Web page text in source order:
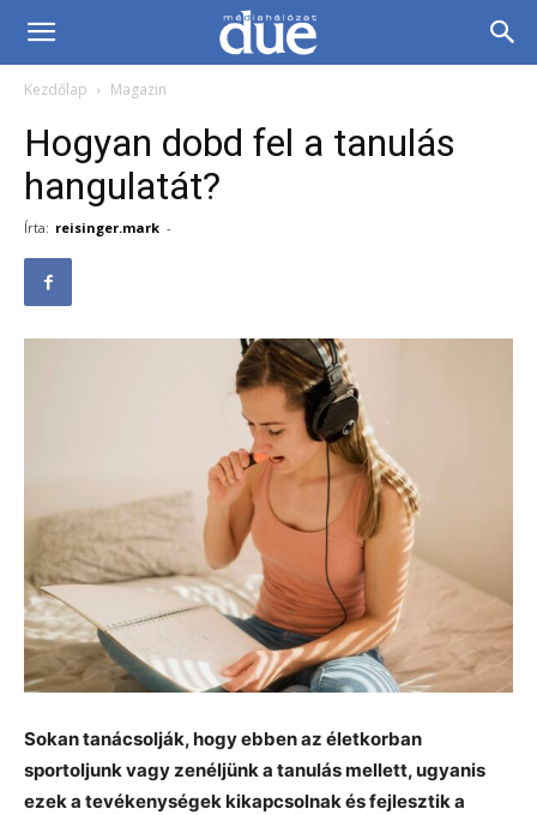
DUE
Médiahálózat…
Kezdőlap Magazin
Hogyan dobd fel a tanulás
hangulatát?
Írta: reisinger.mark -
Sokan tanácsolják, hogy ebben az életkorban
sportoljunk vagy zenéljünk a tanulás mellett, ugyanis
ezek a tevékenységek kikapcsolnak és fejlesztik a